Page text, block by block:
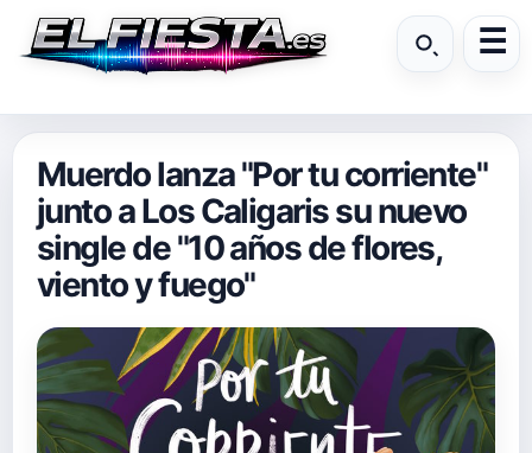
Muerdo lanza "Por tu corriente"
junto a Los Caligaris su nuevo
single de "10 años de flores,
viento y fuego"